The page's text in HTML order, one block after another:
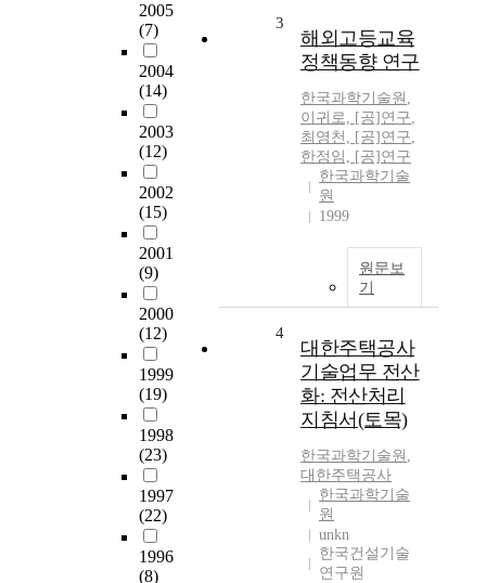
2005
(7)
2004
(14)
2003
(12)
2002
(15)
2001
(9)
2000
(12)
1999
(19)
1998
(23)
1997
(22)
1996
(8)
3
해외고등교육
정책동향 연구
한국과학기술원 ,
이귀로, [공]연구,
최영천, [공]연구,
한정임, [공]연구
한국과학기술
원
1999
원문보
기
4
대한주택공사
기술업무 전산
화: 전산처리
지침서(토목)
한국과학기술원 ,
대한주택공사
한국과학기술
원
unkn
한국건설기술
연구원